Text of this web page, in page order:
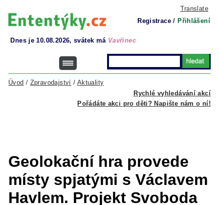
Translate
Registrace / Přihlášení
Dnes je 10.08.2026, svátek má Vavřinec
Rychlé vyhledávání akcí
Úvod / Zpravodajství / Aktuality
Pořádáte akci pro děti? Napište nám o ní!
Geolokační hra provede
místy spjatými s Václavem
Havlem. Projekt Svoboda